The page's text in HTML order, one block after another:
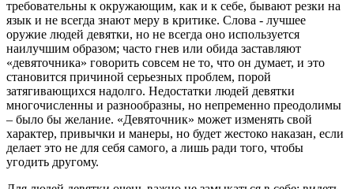
требовательны к окружающим, как и к себе, бывают резки на
язык и не всегда знают меру в критике. Слова - лучшее
оружие людей девятки, но не всегда оно используется
наилучшим образом; часто гнев или обида заставляют
«девяточника» говорить совсем не то, что он думает, и это
становится причиной серьезных проблем, порой
затягивающихся надолго. Недостатки людей девятки
многочисленны и разнообразны, но непременно преодолимы
– было бы желание. «Девяточник» может изменять свой
характер, привычки и манеры, но будет жестоко наказан, если
делает это не для себя самого, а лишь ради того, чтобы
угодить другому.